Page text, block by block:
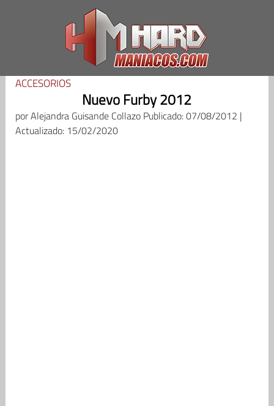
ACCESORIOS
Nuevo Furby 2012
porAlejandra Guisande Collazo Publicado: 07/08/2012 |
Actualizado: 15/02/2020